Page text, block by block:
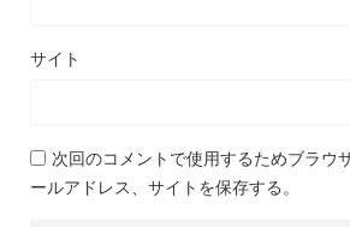
サイト
次回のコメントで使用するためブラウ
ールアドレス、サイトを保存する。